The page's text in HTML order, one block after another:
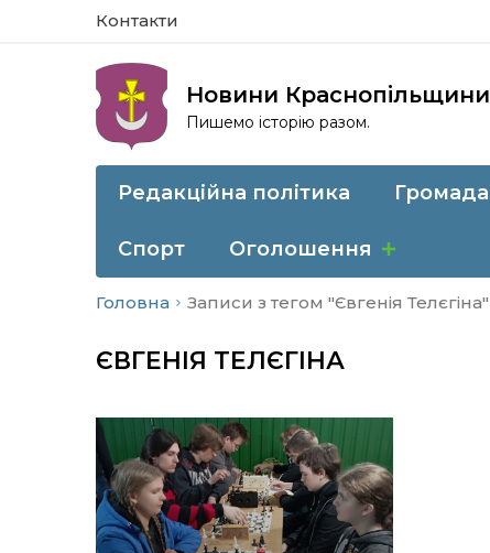
Контакти
Новини Краснопільщини
Пишемо історію разом.
Редакційна політика Громада
Спорт Оголошення
Головна Записи з тегом "Євгенія Телєгіна"
ЄВГЕНІЯ ТЕЛЄГІНА